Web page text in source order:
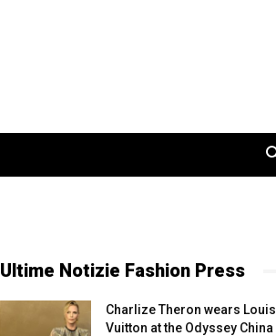
Ultime Notizie Fashion Press
Charlize Theron wears Louis
Vuitton at the Odyssey China